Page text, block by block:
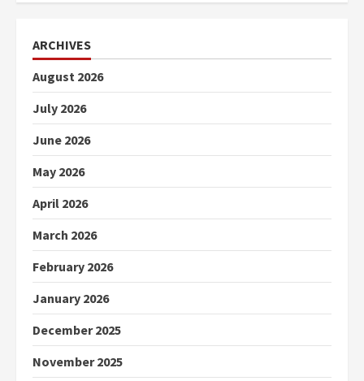
ARCHIVES
August 2026
July 2026
June 2026
May 2026
April 2026
March 2026
February 2026
January 2026
December 2025
November 2025